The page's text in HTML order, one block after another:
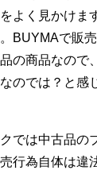
よく見かけま
BUYMAで販
の商品なので
のでは？と感
では中古品の
行為自体は違